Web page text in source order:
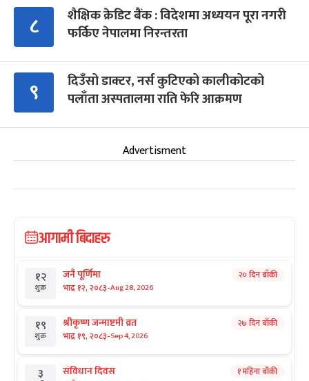
८
शैक्षिक क्रेडिट बैंक : विदेशमा अध्ययन पूरा नगरी
फर्किए नेपालमा निरन्तरता
९
दिउँसो डाक्टर, नर्स कुटिएको कालीकोटको
पलाँता अस्पतालमा राति फेरि आक्रमण
Advertisment
आगामी बिदाहरु
१२
शुक्र
जनै पूर्णिमा
भाद्र १२, २०८३-Aug 28, 2026
२० दिन बाँकी
१९
शुक्र
श्रीकृष्ण जन्माष्टमी व्रत
भाद्र १९, २०८३-Sep 4, 2026
२७ दिन बाँकी
३ संविधान दिवस १ महिना बाँकी